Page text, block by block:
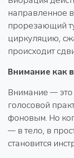
направленное
прорезающий
циркуляцию,
происходит
Внимание как
Внимание — это
голосовой
фоновым. Но
— в тело, в
становится